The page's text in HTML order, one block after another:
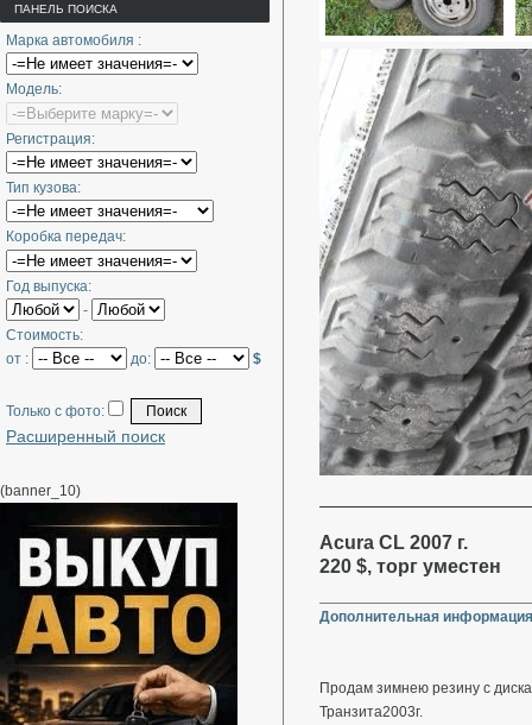
ПАНЕЛЬ ПОИСКА
Марка автомобиля :
Модель:
Регистрация:
Тип кузова:
Коробка передач:
Год выпуска:
-
Стоимость:
от :
до: $
Только с фото:
Расширенный поиск
(banner_10)
Acura CL 2007 г.
220 $, торг уместен
Дополнительная
Продам зимнею резину с
Транзита2003г.